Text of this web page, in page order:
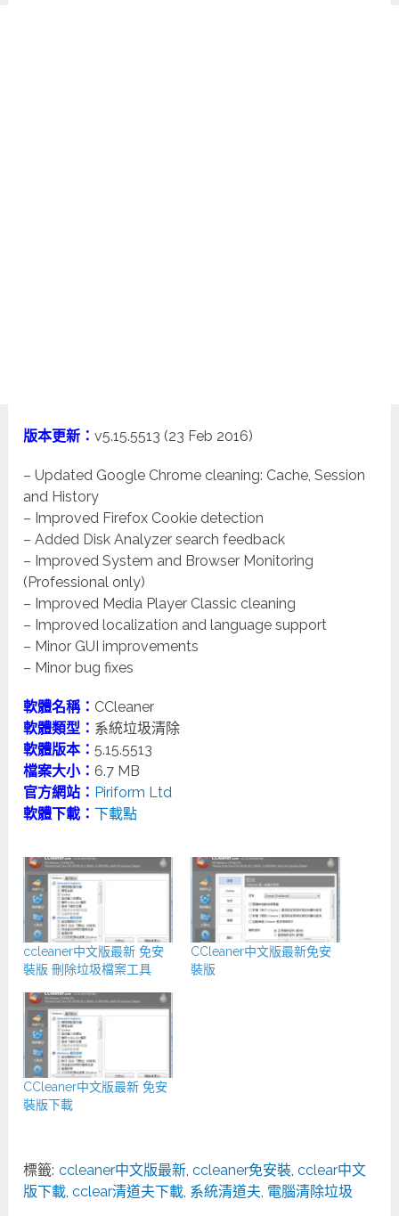
版本更新：v5.15.5513 (23 Feb 2016)
– Updated Google Chrome cleaning: Cache, Session
and History
– Improved Firefox Cookie detection
– Added Disk Analyzer search feedback
– Improved System and Browser Monitoring
(Professional only)
– Improved Media Player Classic cleaning
– Improved localization and language support
– Minor GUI improvements
– Minor bug fixes
軟體名稱： CCleaner
軟體類型： 系統垃圾清除
軟體版本：5.15.5513
檔案大小： 6.7 MB
官方網站： Piriform Ltd
軟體下載：下載點
ccleaner中文版最新 免安
裝版 刪除垃圾檔案工具
CCleaner中文版最新免安
裝版
CCleaner中文版最新 免安
裝版下載
標籤: ccleaner中文版最新,ccleaner免安裝,cclear中文
版下載,cclear清道夫下載, 系統清道夫, 電腦清除垃圾